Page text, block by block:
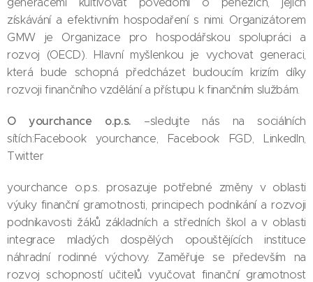
získávání a efektivním hospodaření s nimi. Organizátorem
GMW je Organizace pro hospodářskou spolupráci a
rozvoj (OECD). Hlavní myšlenkou je vychovat generaci,
která bude schopná předcházet budoucím krizím díky
rozvoji finančního vzdělání a přístupu k finančním službám.
O yourchance o.p.s. –sledujte nás na sociálních
sítích:Facebook yourchance, Facebook FGD, LinkedIn,
Twitter
yourchance o.p.s. prosazuje potřebné změny v oblasti
výuky finanční gramotnosti, principech podnikání a rozvoji
podnikavosti žáků základních a středních škol a v oblasti
integrace mladých dospělých opouštějících instituce
náhradní rodinné výchovy. Zaměřuje se především na
rozvoj schopností učitelů vyučovat finanční gramotnost